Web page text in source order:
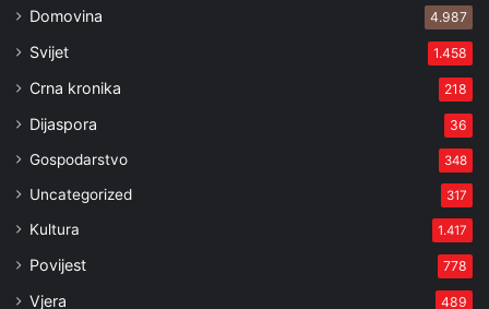
Domovina 4.987
Svijet 1.458
Crna kronika 218
Dijaspora 36
Gospodarstvo 348
Uncategorized 317
Kultura 1.417
Povijest 778
Vjera 489